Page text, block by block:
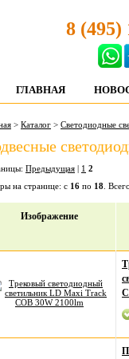
8 (495)
ГЛАВНАЯ
> Каталог > Светодиодные
Предыдущая | 1 2
на странице: с 16 по 18 .
Изображение